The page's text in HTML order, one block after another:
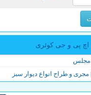
اچ پی و جی كوئری
مجلس
و طراح انواع دیوار سبز